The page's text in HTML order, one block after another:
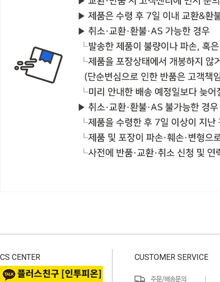
CS CENTER CUSTOMER SERVICE